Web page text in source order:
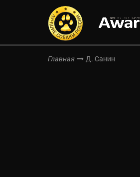
Главная Д. Санин